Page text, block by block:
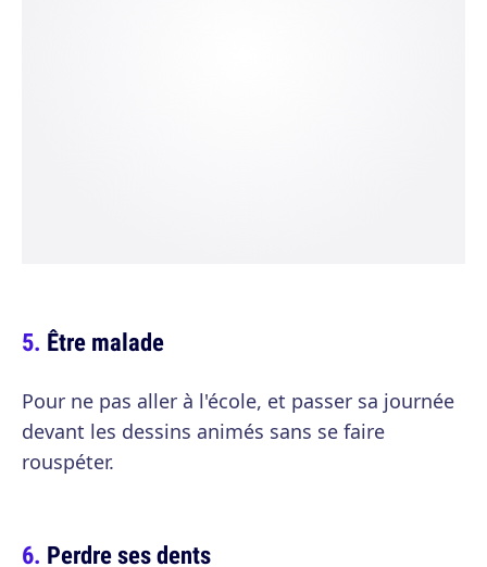
Être malade
Pour ne pas aller à l'école, et passer sa journée
devant les dessins animés sans se faire
rouspéter.
Perdre ses dents